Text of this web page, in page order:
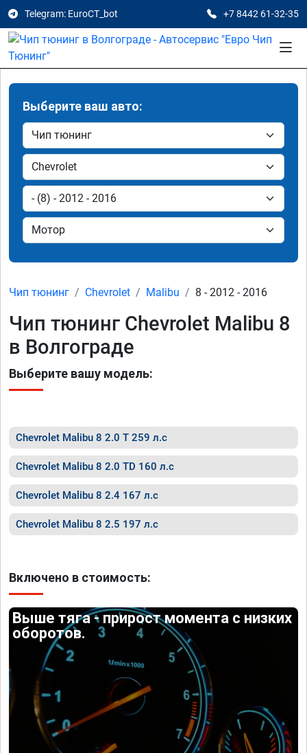
Telegram: EuroCT_bot +7 8442 61-32-35
Выберите ваш авто:
Чип тюнинг Chevrolet Malibu 8 - 2012 - 2016
Чип тюнинг Chevrolet Malibu 8
в Волгограде
Выберите вашу модель:
Chevrolet Malibu 8 2.0 T 259 л.с
Chevrolet Malibu 8 2.0 TD 160 л.с
Chevrolet Malibu 8 2.4 167 л.с
Chevrolet Malibu 8 2.5 197 л.с
Включено в стоимость:
Выше тяга - прирост момента с низких
оборотов.